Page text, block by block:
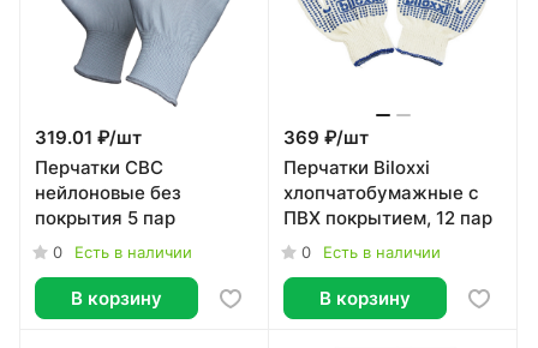
319.01 ₽/шт
Перчатки СВС
нейлоновые без
покрытия 5 пар
0 Есть в наличии
В корзину
369 ₽/шт
Перчатки Biloxxi
хлопчатобумажные с
ПВХ покрытием, 12 пар
0 Есть в наличии
В корзину